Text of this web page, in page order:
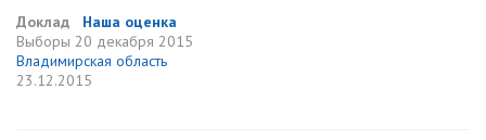
Доклад
Наша оценка
Выборы 20 декабря 2015
Владимирская область
23.12.2015